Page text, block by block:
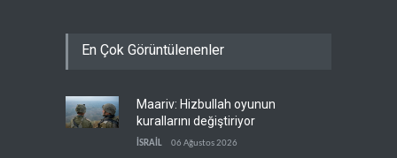
'Arap projesi' uyarısı
Mossad’ın İran'a karşı Kürt
planı neden çöktü?
En Çok Görüntülenenler
Maariv: Hizbullah oyunun
kurallarını değiştiriyor
İSRAİL 06 Ağustos 2026